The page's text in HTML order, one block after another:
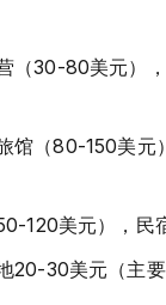
（30-80美元）
馆（80-150美元
120美元），民
20-30美元（主要